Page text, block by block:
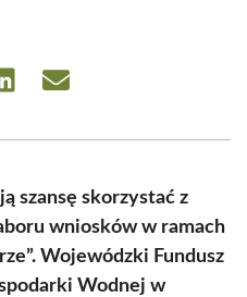
Share Share
szansę skorzystać z
wniosków w ramach
Wojewódzki Fundusz
Wodnej w